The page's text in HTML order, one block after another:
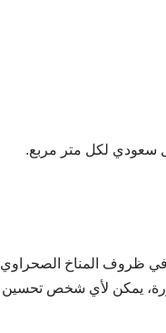
في ظروف المناخ الصحراوي
يمكن لأي شخص تحسين